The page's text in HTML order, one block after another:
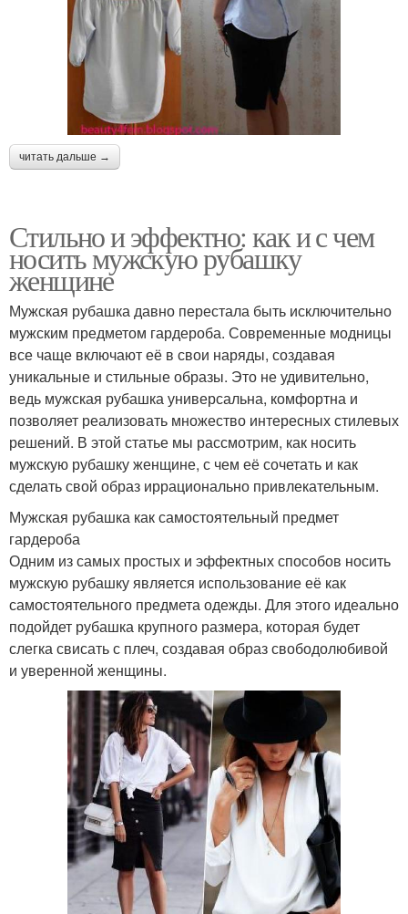
читать дальше →
Стильно и эффектно: как и с чем
носить мужскую рубашку
женщине
Мужская рубашка давно перестала быть исключительно
мужским предметом гардероба. Современные модницы
все чаще включают её в свои наряды, создавая
уникальные и стильные образы. Это не удивительно,
ведь мужская рубашка универсальна, комфортна и
позволяет реализовать множество интересных стилевых
решений. В этой статье мы рассмотрим, как носить
мужскую рубашку женщине, с чем её сочетать и как
сделать свой образ иррационально привлекательным.
Мужская рубашка как самостоятельный предмет
гардероба
Одним из самых простых и эффектных способов носить
мужскую рубашку является использование её как
самостоятельного предмета одежды. Для этого идеально
подойдет рубашка крупного размера, которая будет
слегка свисать с плеч, создавая образ свободолюбивой
и уверенной женщины.